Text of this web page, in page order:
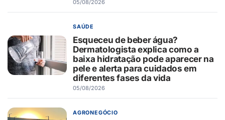
05/08/2026
SAÚDE
Esqueceu de beber água?
Dermatologista explica como a
baixa hidratação pode aparecer na
pele e alerta para cuidados em
diferentes fases da vida
05/08/2026
AGRONEGÓCIO